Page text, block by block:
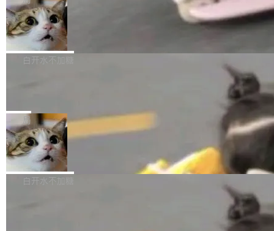
l 迁移或唤醒时，新宿主从 S3 恢复 SQLite 数据
库继续执行。存储库是持久化的唯一真相...
te 17 Pro、OPPO K15，要么是vivo X300 E这
样的次旗舰。 Galaxy Z Fold8 Ultra / Z Fold8 /
Z Flip8三款折叠屏新机均在7月22日发布，且全
部搭载骁龙8 Elite Gen5 for Galaxy，它们本该
本控制系统。目前处于 Early Access 阶段。 De
ltaDB 的核心思路直接写在 landing page 最显
眼的位置：「Software is made between com
mits」——软件是在 commit 之间写出来的。git
是把这段空隙补上。 回退到任何一次编辑：Delt
aDB 捕获 commit 之间的每一次操作，...
SpaceXAI 单季资本开支达 183 亿美元
根据风险投资人Tomer Tunguz 博客（VC 分
析）披露的最新分析与第二季度业绩报告，Spac
微软同期总资本开支的四成。 与亚马逊、Alpha
bet、微软以及 Meta 等传统科技巨头相比，Spa
ceXAI的资金消耗速度尤为引人瞩目。然而，支
撑庞大支出的资金来源却呈现出截然不同的面
貌。数据显示，微软和 Meta 主要依托充沛的经
白开水不加糖
一个在终端里运行的编程 agent；Muse Spark
1.2，驱动这个 agent 的新模型。一句话概括：
你可以用 curl -fsSL https://dev.meta.ai/install.
sh | bash 安装一个能在大项目里自动规划、写
代码、验证结果的 AI 终端工具。 据介绍，Muse
局
美团开源 LoHoSearch，用知识图谱校
准 AI 能力认知
机器出题的前提，是让机器拥有全局视野。整个
构建流程可以分为四个环节：建图 → 控制难度
白开水不加糖